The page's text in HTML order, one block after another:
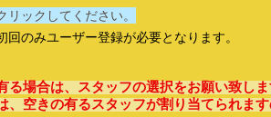
ックしてください。
のみユーザー登録が必要となります。
場合は、スタッフの選択をお願い致しま
、空きの有るスタッフが割り当てられます